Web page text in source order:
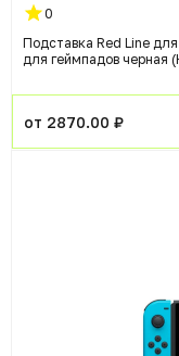
0
Подставка Red Line для
для геймпадов черная
от 2870.00 ₽